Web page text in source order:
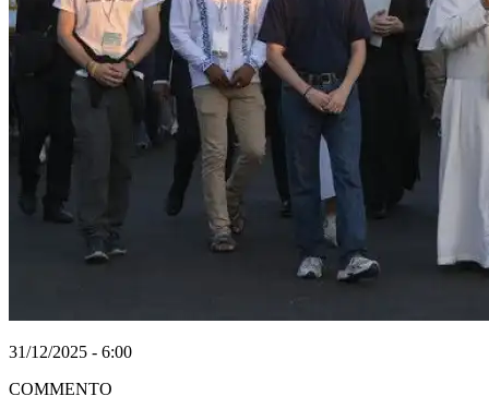
31/12/2025 - 6:00
COMMENTO